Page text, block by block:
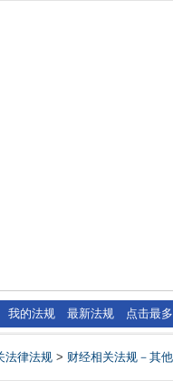
我的法规 最新法规 点击最多
法律法规 > 财经相关法规－其他